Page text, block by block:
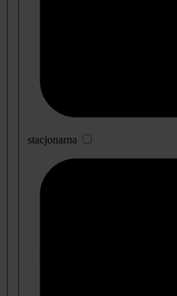
stacjonarna